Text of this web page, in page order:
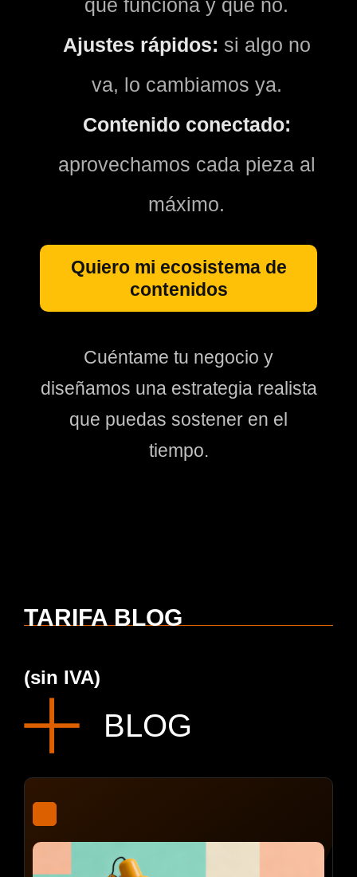
qué funciona y qué no.
Ajustes rápidos: si algo no
va, lo cambiamos ya.
Contenido conectado:
aprovechamos cada pieza al
máximo.
Quiero mi ecosistema de
contenidos
Cuéntame tu negocio y
diseñamos una estrategia realista
que puedas sostener en el
tiempo.
TARIFA BLOG
(sin IVA)
BLOG